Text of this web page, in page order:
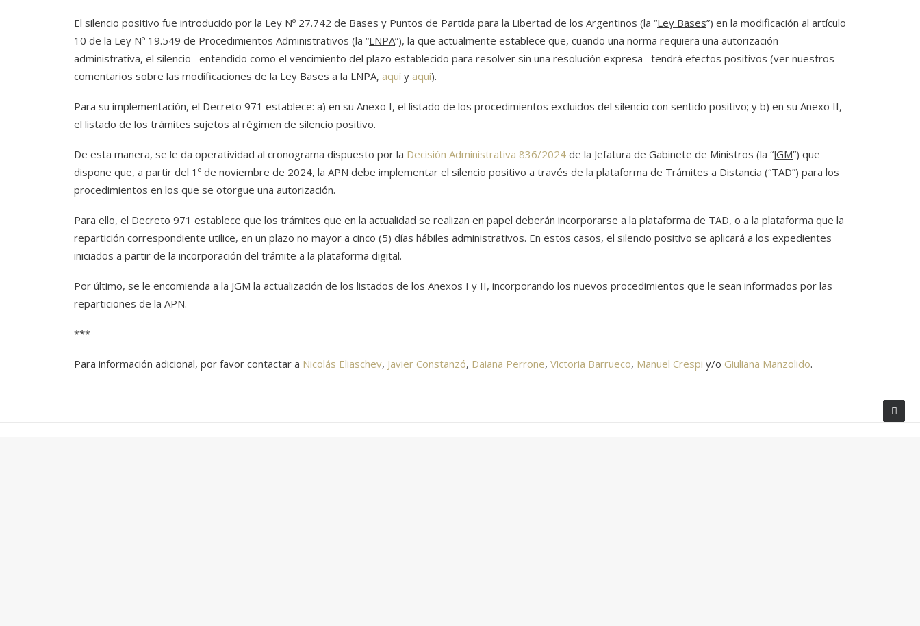
El silencio positivo fue introducido por la Ley Nº 27.742 de Bases y Puntos de Partida para la Libertad de los Argentinos (la “Ley Bases”) en la modificación al artículo
10 de la Ley Nº 19.549 de Procedimientos Administrativos (la “LNPA”), la que actualmente establece que, cuando una norma requiera una autorización
administrativa, el silencio –entendido como el vencimiento del plazo establecido para resolver sin una resolución expresa– tendrá efectos positivos (ver nuestros
comentarios sobre las modificaciones de la Ley Bases a la LNPA, aquíy aquí).
Para su implementación, el Decreto 971 establece: a) en su Anexo I, el listado de los procedimientos excluidos del silencio con sentido positivo; y b) en su Anexo II,
el listado de los trámites sujetos al régimen de silencio positivo.
De esta manera, se le da operatividad al cronograma dispuesto por la Decisión Administrativa 836/2024 de la Jefatura de Gabinete de Ministros (la “JGM”) que
dispone que, a partir del 1º de noviembre de 2024, la APN debe implementar el silencio positivo a través de la plataforma de Trámites a Distancia (“TAD”) para los
procedimientos en los que se otorgue una autorización.
Para ello, el Decreto 971 establece que los trámites que en la actualidad se realizan en papel deberán incorporarse a la plataforma de TAD, o a la plataforma que la
repartición correspondiente utilice, en un plazo no mayor a cinco (5) días hábiles administrativos. En estos casos, el silencio positivo se aplicará a los expedientes
iniciados a partir de la incorporación del trámite a la plataforma digital.
Por último, se le encomienda a la JGM la actualización de los listados de los Anexos I y II, incorporando los nuevos procedimientos que le sean informados por las
reparticiones de la APN.
***
Para información adicional, por favor contactar a Nicolás Eliaschev, Javier Constanzó, Daiana Perrone, Victoria Barrueco, Manuel Crespi y/o Giuliana Manzolido.